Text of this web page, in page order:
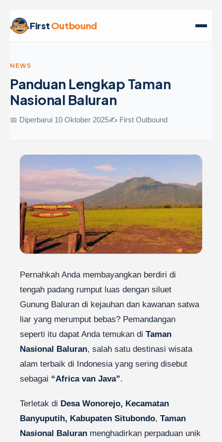
FirstOutbound
NEWS
Panduan Lengkap Taman
Nasional Baluran
📅 Diperbarui 10 Oktober 2025✍️ First Outbound
Pernahkah Anda membayangkan berdiri di
tengah padang rumput luas dengan siluet
Gunung Baluran di kejauhan dan kawanan satwa
liar yang merumput bebas? Pemandangan
seperti itu dapat Anda temukan di Taman
Nasional Baluran, salah satu destinasi wisata
alam terbaik di Indonesia yang sering disebut
sebagai “Africa van Java”.
Terletak di Desa Wonorejo, Kecamatan
Banyuputih, Kabupaten Situbondo, Taman
Nasional Baluran menghadirkan perpaduan unik